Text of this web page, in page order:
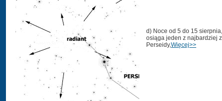
d) Noce od 5 do 15
osiąga jeden z najbardziej
Perseidy,Więcej>>